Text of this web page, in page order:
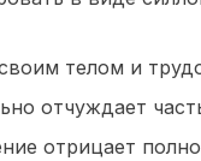
телом и
отчуждает
отрицает